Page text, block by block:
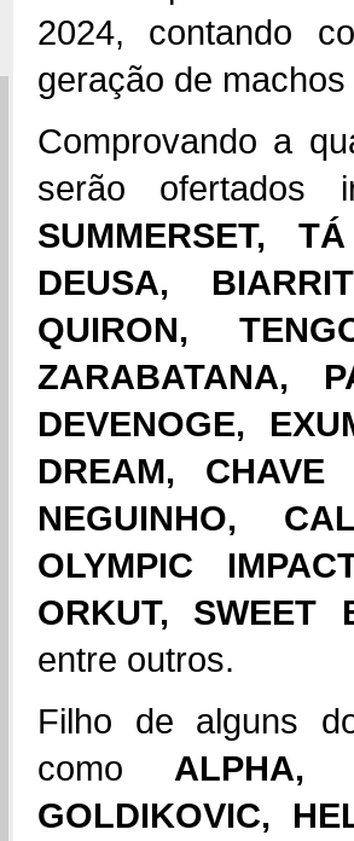
2024, contando
geração de
Comprovando a
serão
SUMMERSET,
DEUSA,
QUIRON,
ZARABATANA,
DEVENOGE,
DREAM,
NEGUINHO,
OLYMPIC
ORKUT, SWEET
entre outros.
Filho de alguns
como ALPHA,
GOLDIKOVIC,